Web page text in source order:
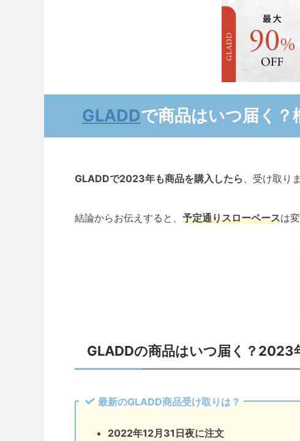
GLADDで商品はいつ届く？
GLADDで2023年も商品を購入したら 、受け取り
結論からお伝えすると、 予定通りスローペースは
GLADDの商品はいつ届く？2023
最新のGLADD商品受け取りは？
2022年12月31日夜に注文